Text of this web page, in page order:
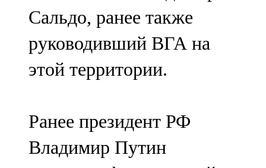
Сальдо, ранее также
руководивший ВГА на
этой территории.
Ранее президент РФ
Владимир Путин